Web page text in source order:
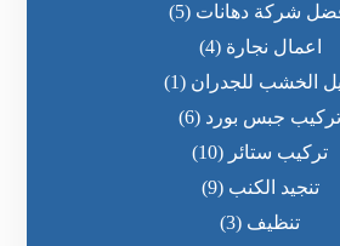
شركة دهانات (5)
اعمال نجارة (4)
الخشب للجدران (1)
تركيب جبس بورد (6)
تركيب ستائر (10)
تنجيد الكنب (9)
تنظيف (3)